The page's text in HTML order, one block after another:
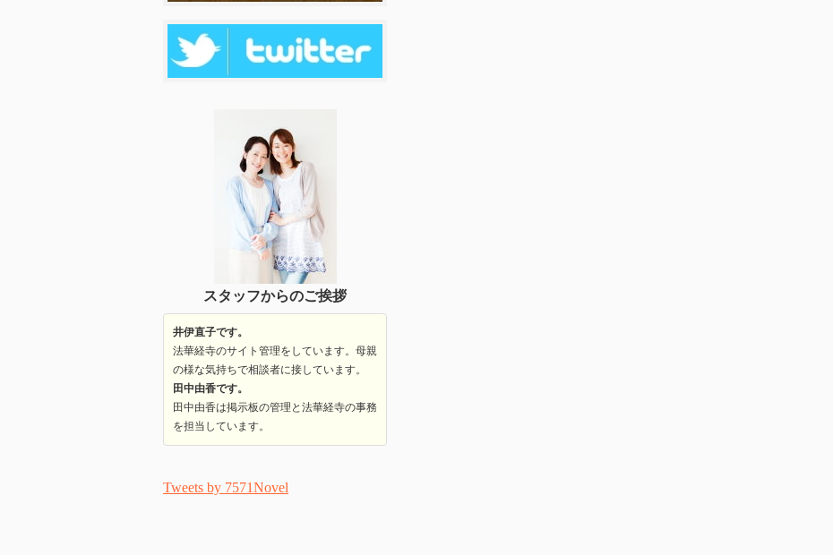
スタッフからのご挨拶
井伊直子です。
法華経寺のサイト管理をしています。母親
の様な気持ちで相談者に接しています。
田中由香です。
田中由香は掲示板の管理と法華経寺の事務
を担当しています。
Tweets by 7571Novel